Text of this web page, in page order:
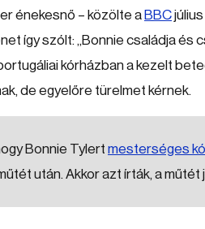
énekesnő – közölte a BBC
így szólt: „Bonnie családja és
kórházban a kezelt
de egyelőre türelmet kérnek.
Bonnie Tylert mesterséges
után. Akkor azt írták, a műtét